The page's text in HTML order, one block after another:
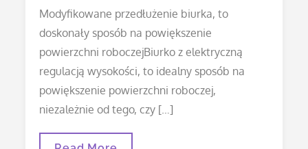
Modyfikowane przedłużenie biurka, to
doskonały sposób na powiększenie
powierzchni roboczejBiurko z elektryczną
regulacją wysokości, to idealny sposób na
powiększenie powierzchni roboczej,
niezależnie od tego, czy […]